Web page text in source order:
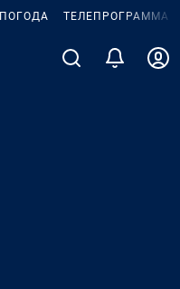
ПОГОДА ТЕЛЕПРОГРАММА